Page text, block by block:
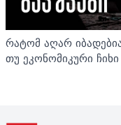
რატომ აღარ
თუ ეკონომიკური ჩიხი